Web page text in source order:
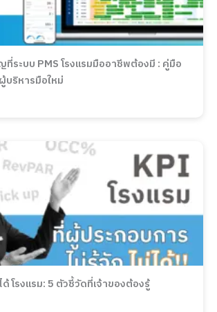
ระบบ PMS โรงแรมมืออาชีพต้องมี : คู่มือ
ริหารมือใหม่
โรงแรม: 5 ตัวชี้วัดที่เจ้าของต้องรู้